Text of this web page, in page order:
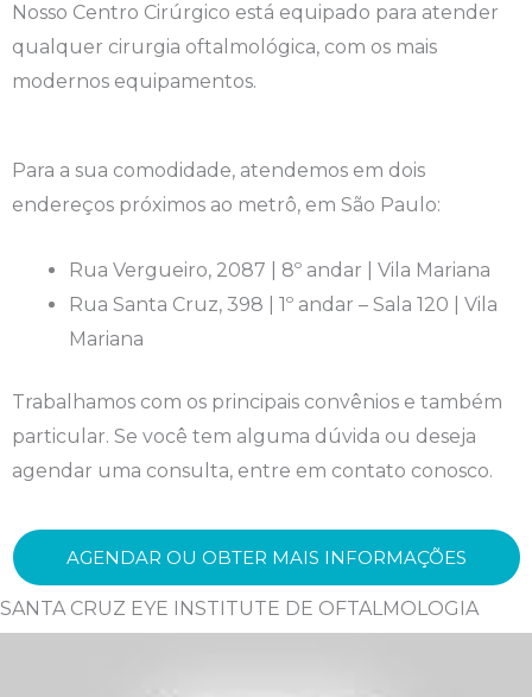
Nosso Centro Cirúrgico está equipado para atender
qualquer cirurgia oftalmológica, com os mais
modernos equipamentos.
Para a sua comodidade, atendemos em dois
endereços próximos ao metrô, em São Paulo:
Rua Vergueiro, 2087 | 8º andar | Vila Mariana
Rua Santa Cruz, 398 | 1º andar – Sala 120 | Vila
Mariana
Trabalhamos com os principais convênios e também
particular. Se você tem alguma dúvida ou deseja
agendar uma consulta, entre em contato conosco.
AGENDAR OU OBTER MAIS INFORMAÇÕES
SANTA CRUZ EYE INSTITUTE DE OFTALMOLOGIA